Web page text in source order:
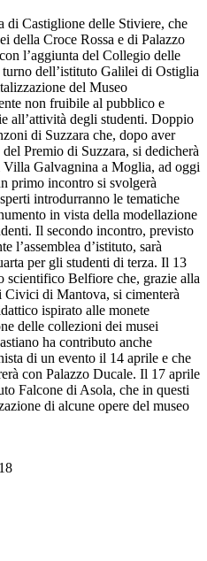
di Castiglione delle Stiviere, che
della Croce Rossa e di Palazzo
l’aggiunta del Collegio delle
dell’istituto Galilei di Ostiglia
del Museo
non fruibile al pubblico e
all’attività degli studenti. Doppio
di Suzzara che, dopo aver
Premio di Suzzara, si dedicherà
Villa Galvagnina a Moglia, ad oggi
primo incontro si svolgerà
introdurranno le tematiche
in vista della modellazione
Il secondo incontro, previsto
l’assemblea d’istituto, sarà
per gli studenti di terza. Il 13
scientifico Belfiore che, grazie alla
di Mantova, si cimenterà
ispirato alle monete
delle collezioni dei musei
ha contributo anche
di un evento il 14 aprile e che
con Palazzo Ducale. Il 17 aprile
Falcone di Asola, che in questi
di alcune opere del museo